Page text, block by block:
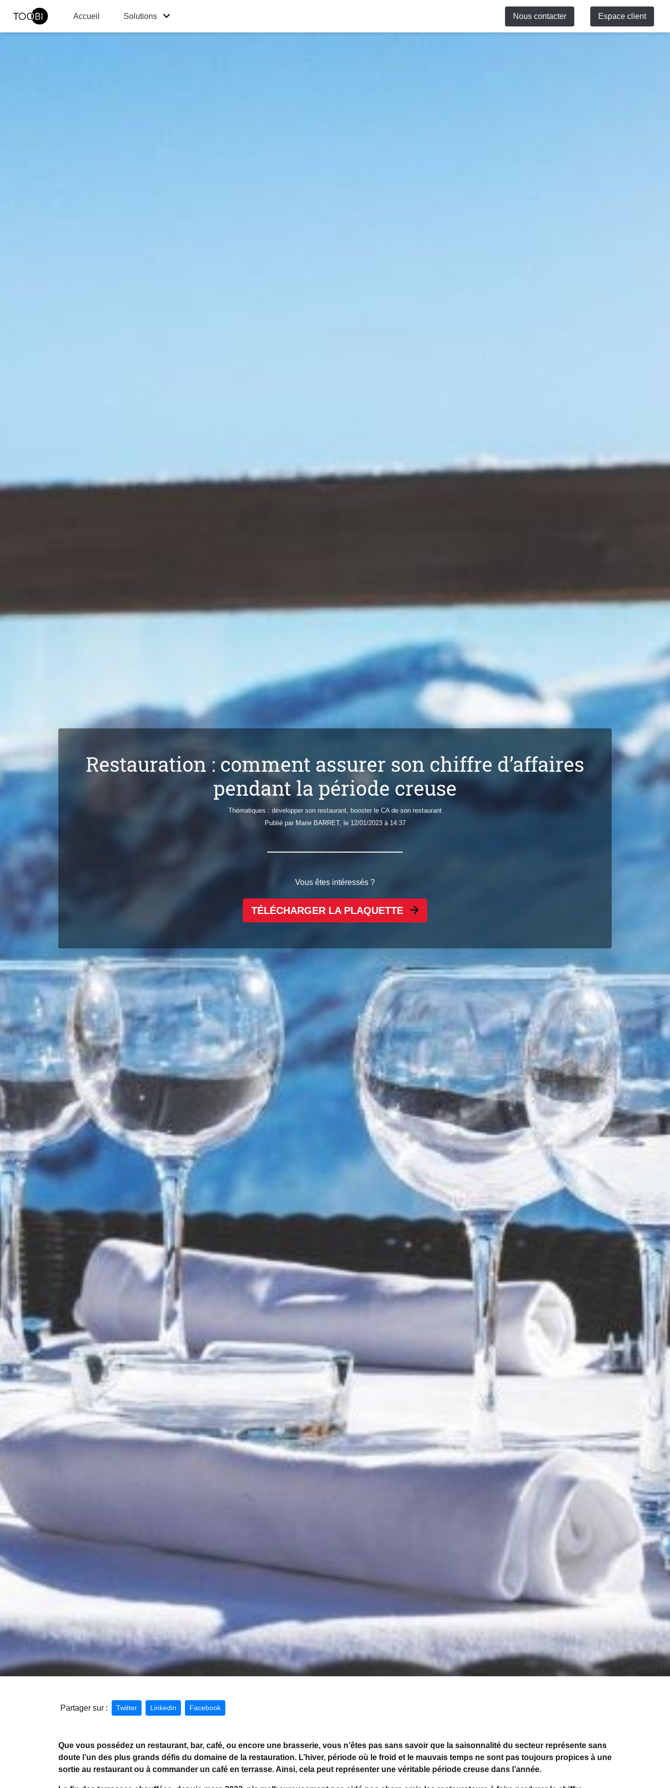
Accueil Solutions Nous contacter Espace client
Restauration : comment assurer son chiffre d’affaires
pendant la période creuse
Thématiques : développer son restaurant booster le CA de son restaurant
Publié par Marie BARRET, le 12/01/2023 à 14:37
Vous êtes intéressés ?
TÉLÉCHARGER LA PLAQUETTE
Partager sur : Twitter Linkedin Facebook
Que vous possédez un restaurant, bar, café, ou encore une brasserie, vous n’êtes pas sans savoir que la saisonnalité du secteur représente sans
doute l’un des plus grands défis du domaine de la restauration. L’hiver, période où le froid et le mauvais temps ne sont pas toujours propices à une
sortie au restaurant ou à commander un café en terrasse. Ainsi, cela peut représenter une véritable période creuse dans l’année.